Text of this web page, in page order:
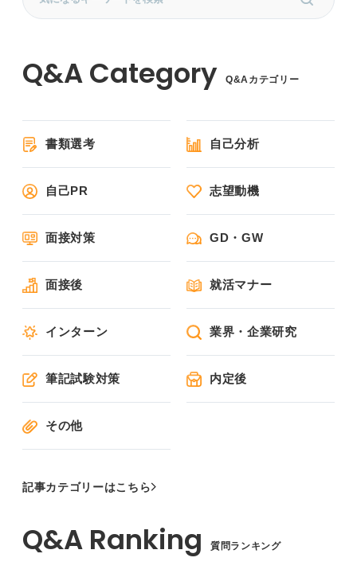
Q&Aカテゴリー
書類選考 自己分析
自己PR 志望動機
面接対策 GD・GW
面接後 就活マナー
インターン 業界・企業研究
筆記試験対策 内定後
その他
記事カテゴリーはこちら
質問ランキング